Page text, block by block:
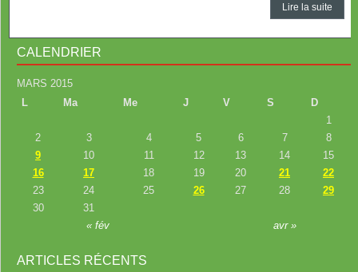
Lire la suite
CALENDRIER
MARS 2015
L
Ma Me J V S D
« fév avr »
1
2
3 4 5 6 7
8
9
10 11 12 13 14
15
16
17 18 19 20 21
22
23
24 25 26 27 28
29
30
31
ARTICLES RÉCENTS